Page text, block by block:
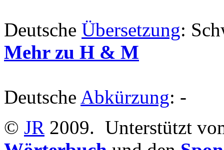
Deutsche Übersetzung:
Mehr zu H & M
Deutsche Abkürzung: -
© JR 2009. Unterstützt